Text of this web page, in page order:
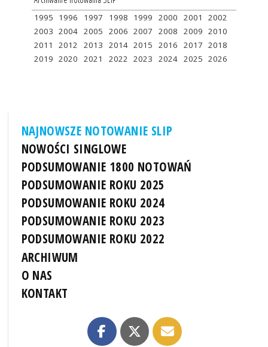
1995 1996 1997 1998 1999 2000 2001
2002
2003 2004 2005 2006 2007 2008 2009 2010
2011
2012 2013 2014 2015 2016 2017 2018
2019 2020 2021 2022 2023 2024 2025 2026
NAJNOWSZE NOTOWANIE SLIP
NOWOŚCI SINGLOWE
PODSUMOWANIE 1800 NOTOWAŃ
PODSUMOWANIE ROKU 2025
PODSUMOWANIE ROKU 2024
PODSUMOWANIE ROKU 2023
PODSUMOWANIE ROKU 2022
ARCHIWUM
O NAS
KONTAKT